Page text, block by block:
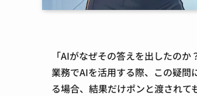
「AIがなぜその答えを出したのか
業務でAIを活用する際、この疑
る場合、結果だけポンと渡されて